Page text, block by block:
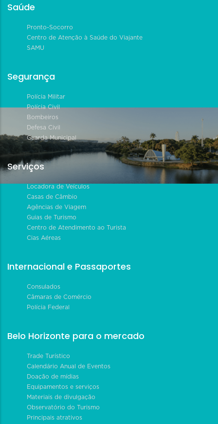
Saúde
Pronto-Socorro
Centro de Atenção à Saúde do Viajante
SAMU
Segurança
Polícia Militar
Polícia Civil
Bombeiros
Defesa Civil
Guarda Municipal
Serviços
Locadora de Veículos
Casas de Câmbio
Agências de Viagem
Guias de Turismo
Centro de Atendimento ao Turista
Cias Aéreas
Internacional e Passaportes
Consulados
Câmaras de Comércio
Polícia Federal
Belo Horizonte para o mercado
Trade Turístico
Calendário Anual de Eventos
Doação de mídias
Equipamentos e serviços
Materiais de divulgação
Observatório do Turismo
Principais atrativos